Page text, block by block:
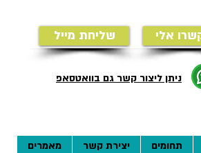
שליחת מייל אלי
ניתן ליצור קשר גם בוואטסאפ
תחומים יצירת קשר מאמרים